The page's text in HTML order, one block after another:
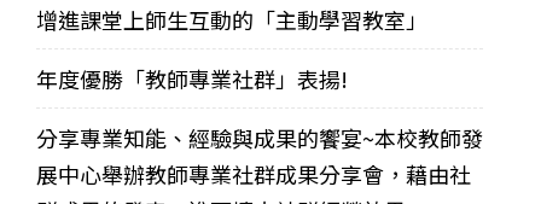
增進課堂上師生互動的「主動學習教室」
年度優勝「教師專業社群」表揚!
分享專業知能、經驗與成果的饗宴~本校教師發
展中心舉辦教師專業社群成果分享會，藉由社